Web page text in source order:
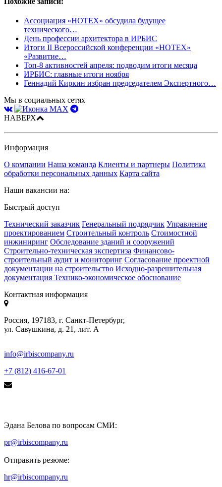
Ассоциация «НОТЕХ» обсудила будущее
технического…
День профессии архитектора в ИРБИС
Итоги II Всероссийской конференции «НОТЕХ»
«Развитие…
Топ-8 активностей апреля: подводим итоги месяца
ИРБИС: главные итоги ноября
Геннадий Киркин избран председателем Экспертного…
Мы в социальных сетях
НАВЕРХ
Информация
О компании Наша команда Клиенты и партнеры Политика
обработки персональных данных Карта сайта
Наши вакансии на:
Быстрый доступ
Технический заказчик Генеральный подрядчик Управление
проектированием Строительный контроль Стоимостной
инжиниринг Обследование зданий и сооружений
Строительно-техническая экспертиза Финансово-
строительный аудит и мониторинг Согласование проектной
документации на строительство Исходно-разрешительная
документация Технико-экономическое обоснование
Контактная информация
Россия, 197183, г. Санкт-Петербург,
ул. Савушкина, д. 21, лит. А
info@irbiscompany.ru
+7 (812) 416-67-01
Эдана Белова по вопросам СМИ:
pr@irbiscompany.ru
Отправить резюме:
hr@irbiscompany.ru